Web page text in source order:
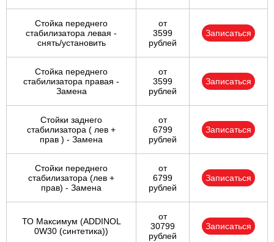
Стойка переднего
стабилизатора левая -
снять/установить
от
3599
рублей
Записаться
Стойка переднего
стабилизатора правая -
Замена
от
3599
рублей
Записаться
Стойки заднего
стабилизатора ( лев +
прав ) - Замена
от
6799
рублей
Записаться
Стойки переднего
стабилизатора (лев +
прав) - Замена
от
6799
рублей
Записаться
ТО Максимум (ADDINOL
0W30 (синтетика))
от
30799
рублей
Записаться